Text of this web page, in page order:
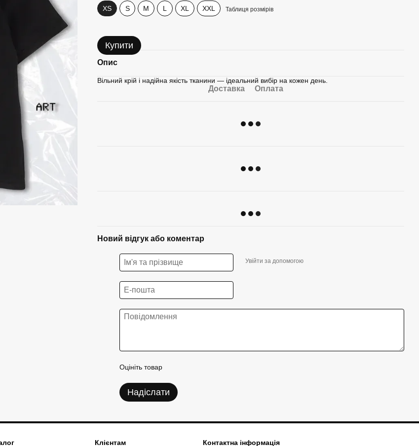
XS S M L XL XXL Таблиця розмірів
Купити
Опис
Вільний крій і надійна якість тканини — ідеальний вибір на кожен день.
Доставка Оплата
Новий відгук або коментар
Увійти за допомогою
Оцініть товар
Надіслати
Клієнтам Контактна інформація